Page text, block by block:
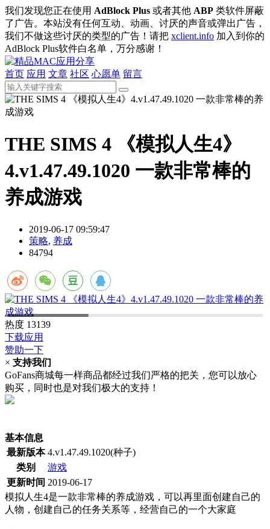
我们发现您正在使用 AdBlock Plus 或者其他 ABP 类软件屏蔽
了广告。本站没有任何互动、动画、讨厌的声音或弹出广告，
我们不做这些讨厌的类型的广告！请把 xclient.info 加入到你的
AdBlock Plus软件白名单，万分感谢！
首页 应用 文章 社区 心愿单 留言
THE SIMS 4 《模拟人生4》
4.v1.47.49.1020 一款非常棒的
养成游戏
2019-06-17 09:59:47
策略, 养成
84794
热度 13139
下载应用
赞助一下
× 支持我们
GoFans商城每一样商品都经过我们严格的把关，您可以放心
购买，同时也是对我们极大的支持！
基本信息
最新版本 4.v1.47.49.1020(种子)
类别
游戏
更新时间 2019-06-17
模拟人生4是一款非常棒的养成游戏，可以再里面创建自己的
人物，创建自己的任务关系等，经营自己的一个大家庭